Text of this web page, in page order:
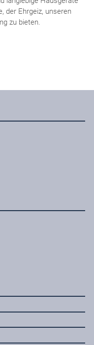
der Ehrgeiz, unseren
zu bieten.